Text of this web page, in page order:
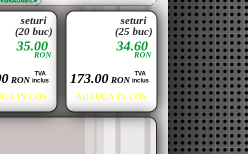
35.00
RON
RON
TVA
inclus
seturi
(20 buc)
34.60
RON
173.00RON
TVA
inclus
seturi
(25 buc)